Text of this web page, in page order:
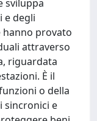
sviluppa
e degli
provato
attraverso
riguardata
È il
o della
sincronici e